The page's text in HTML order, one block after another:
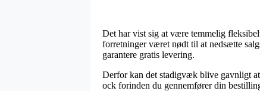
Det har vist sig at være temmelig
forretninger været nødt til at nedsætte
garantere gratis levering.
Derfor kan det stadigvæk blive gavnligt
ock forinden du gennemfører din